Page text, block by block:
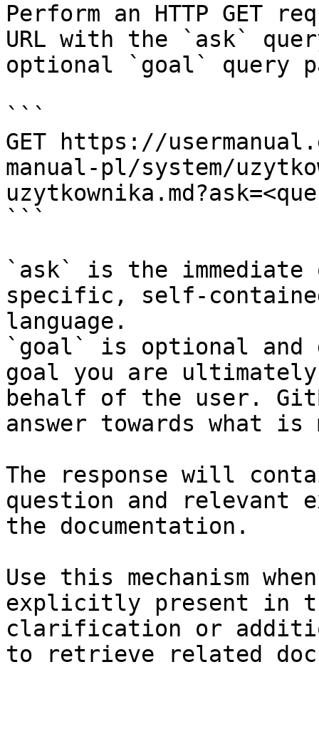
Perform an HTTP GET
URL with the `ask`
optional `goal` query
```
GET https://
manual-pl/system/
```
`ask` is the
specific, self-
language.
`goal` is optional and
goal you are
behalf of the user.
answer towards what
The response will
question and relevant
the documentation.
Use this mechanism
explicitly present in
clarification or